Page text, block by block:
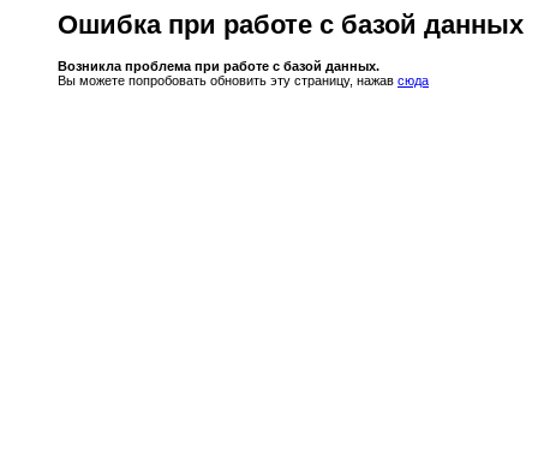
Ошибка при работе с базой данных
Возникла проблема при работе с базой данных.
Вы можете попробовать обновить эту страницу, нажав сюда